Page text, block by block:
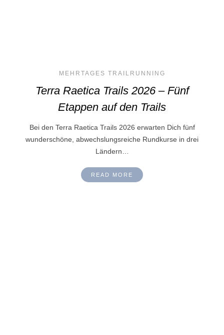
MEHRTAGES TRAILRUNNING
Terra Raetica Trails 2026 – Fünf
Etappen auf den Trails
Bei den Terra Raetica Trails 2026 erwarten Dich fünf
wunderschöne, abwechslungsreiche Rundkurse in drei
Ländern…
READ MORE